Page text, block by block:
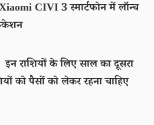
CIVI 3 स्मार्टफोन में लॉन्च
राशियों के लिए साल का दूसरा
को पैसों को लेकर रहना चाहिए